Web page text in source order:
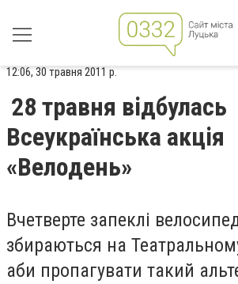
12:06, 30 травня 2011 р.
28 травня відбулась
Всеукраїнська акція
«Велодень»
Вчетверте запеклі
збираються на
аби пропагувати такий